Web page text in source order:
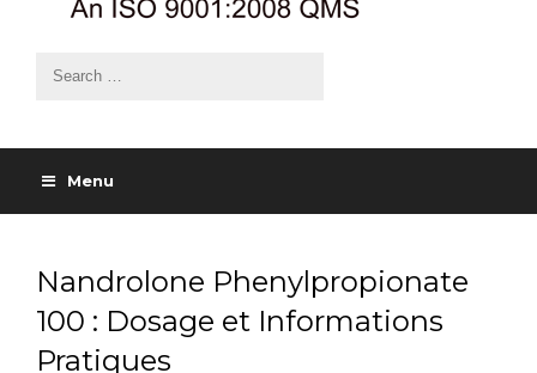
Menu
Nandrolone Phenylpropionate
100 : Dosage et Informations
Pratiques